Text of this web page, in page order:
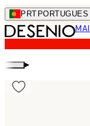
Skip
to
main
content.
PRT PORTUGUES
▸